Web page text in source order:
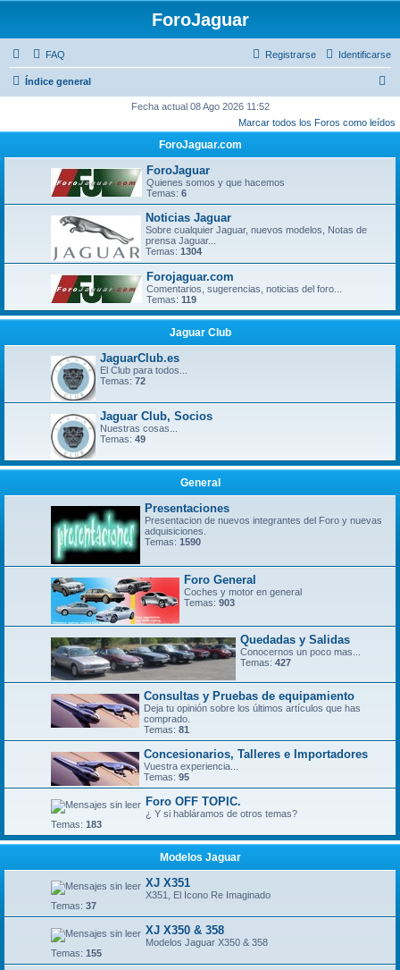
ForoJaguar
FAQ Identificarse
Registrarse
Índice general
s
Fecha actual 08 Ago 2026 11:52
Marcar todos los Foros como leídos
ForoJaguar.com
ForoJaguar
Quienes somos y que hacemos
Temas: 6
Noticias Jaguar
Sobre cualquier Jaguar, nuevos modelos, Notas de
prensa Jaguar...
Temas: 1304
Forojaguar.com
Comentarios, sugerencias, noticias del foro...
Temas: 119
Jaguar Club
JaguarClub.es
El Club para todos...
Temas: 72
Jaguar Club, Socios
Nuestras cosas...
Temas: 49
General
Presentaciones
Presentacion de nuevos integrantes del Foro y nuevas
adquisiciones.
Temas: 1590
Foro General
Coches y motor en general
Temas: 903
Quedadas y Salidas
Conocernos un poco mas...
Temas: 427
Consultas y Pruebas de equipamiento
Deja tu opinión sobre los últimos artículos que has
comprado.
Temas: 81
Concesionarios, Talleres e Importadores
Vuestra experiencia...
Temas: 95
Foro OFF TOPIC.
¿ Y si habláramos de otros temas?
Temas: 183
Modelos Jaguar
XJ X351
X351, El Icono Re Imaginado
Temas: 37
XJ X350 & 358
Modelos Jaguar X350 & 358
Temas: 155